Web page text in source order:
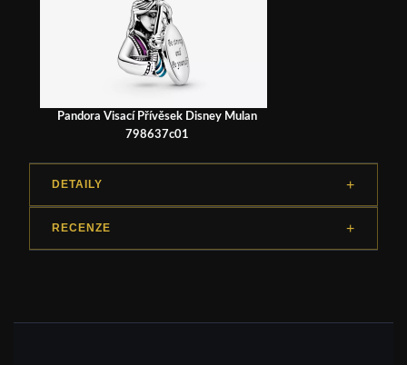
Pandora Visací Přívěsek Disney Mulan
798637c01
DETAILY
RECENZE